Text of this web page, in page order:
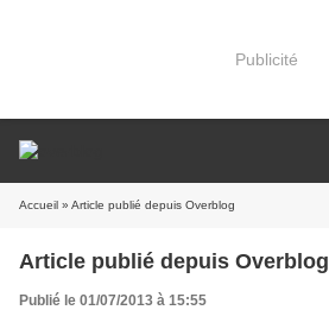
Publicité
Accueil » Article publié depuis Overblog
Article publié depuis Overblog
Publié le 01/07/2013 à 15:55